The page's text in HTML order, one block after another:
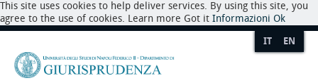
This site uses cookies to help deliver services. By using this site, you
agree to the use of cookies. Learn more Got it Informazioni Ok
IT EN